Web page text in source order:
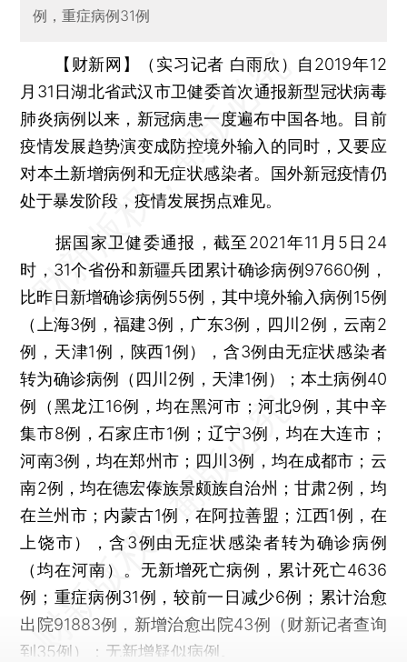
例，重症病例31例
【财新网】（实习记者 白雨欣） 自2019年12
月31日湖北省武汉市卫健委首次通报新型冠状病毒
肺炎病例以来，新冠病患一度遍布中国各地。目前
疫情发展趋势演变成防控境外输入的同时，又要应
对本土新增病例和无症状感染者。国外新冠疫情仍
处于暴发阶段，疫情发展拐点难见。
据国家卫健委通报，截至2021年11月5日24
时，31个省份和新疆兵团累计确诊病例97660例，
比昨日新增确诊病例55例，其中境外输入病例15例
（上海3例，福建3例，广东3例，四川2例，云南2
例，天津1例，陕西1例），含3例由无症状感染者
转为确诊病例（四川2例，天津1例）；本土病例40
例（黑龙江16例，均在黑河市；河北9例，其中辛
集市8例，石家庄市1例；辽宁3例，均在大连市；
河南3例，均在郑州市；四川3例，均在成都市；云
南2例，均在德宏傣族景颇族自治州；甘肃2例，均
在兰州市；内蒙古1例，在阿拉善盟；江西1例，在
上饶市），含3例由无症状感染者转为确诊病例
（均在河南）。无新增死亡病例，累计死亡4636
例；重症病例31例，较前一日减少6例；累计治愈
出院91883例，新增治愈出院43例（财新记者查询
到35例）；无新增疑似病例。